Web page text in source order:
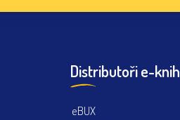
Distributoři e-knih
eBUX